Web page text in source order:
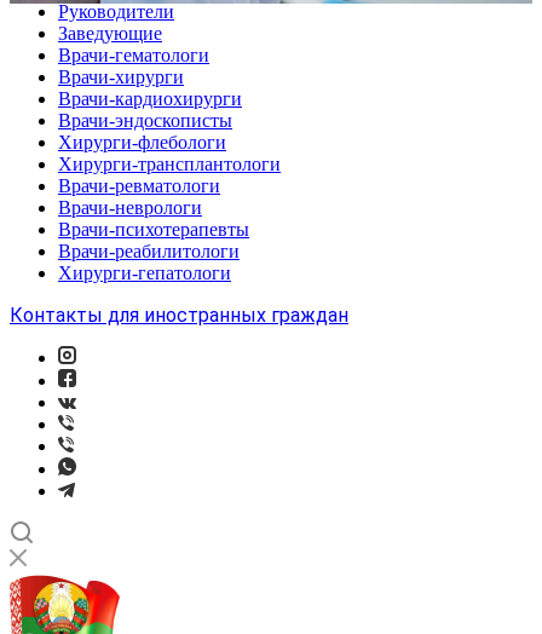
Руководители
Заведующие
Врачи-гематологи
Врачи-хирурги
Врачи-кардиохирурги
Врачи-эндоскописты
Хирурги-флебологи
Хирурги-трансплантологи
Врачи-ревматологи
Врачи-неврологи
Врачи-психотерапевты
Врачи-реабилитологи
Хирурги-гепатологи
Контакты для иностранных граждан